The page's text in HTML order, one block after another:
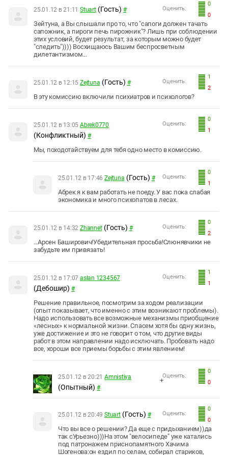
0
0
Оценить:
25.01.12 в 21:11 Stuart (Гость) #
Зейтуна, а Вы слышали про то, что "сапоги должен тачать
сапожник, а пироги печь пирожник"? Лишь при соблюдении
этих условий, будет результат, за которым можно будет
"следить")))) Восхищаюсь Вашим беспросветным
дилетантизмом...
1
2
Оценить:
25.01.12 в 12:15 Zejtuna (Гость) #
В эту комиссию включили психиатров и психологов?
0
1
Оценить:
25.01.12 в 13:05 Abrek0770
(Конфликтный) #
Мы, походотайствуем для тебя одно место в комиссию.
0
1
Оценить:
25.01.12 в 17:46 Zejtuna (Гость) #
Абрек я к вам работать не поеду. У вас пока слабая
экономика и много психопатов в лесах.
0
2
Оценить:
25.01.12 в 14:32 Zhannet (Гость) #
...Арсен Баширович!Убедительная просьба!Слюнявчики не
забудьте им привязать!
1
1
Оценить:
25.01.12 в 17:07 aslan 1234567
(Дебошир) #
Решение правильное, посмотрим за ходом реализации
(опыт показывает, что именно с этим возникают проблемы).
Надо использовать все возможные механизмы приобщение
«лесных» к нормальной жизни. Спасем хотя бы одну жизнь,
уже достижение и это не говорит о том, что другие виды
работ в этом направлении надо исключать. Пробовать надо
все, хороши все приемы борьбы с этим явлением!
0
0
Оценить:
25.01.12 в 20:21 Amnistiya
(Опытный) #
+
0
0
Оценить:
25.01.12 в 20:49 Stuart (Гость) #
Что вы все о решении? Да еще с придыханием))да
так сУрьезно)))На этом "велосипеде" уже катались
под патронажем приснопамятного Хачима
Шогенова:он ездил по селам, собирал стариков,